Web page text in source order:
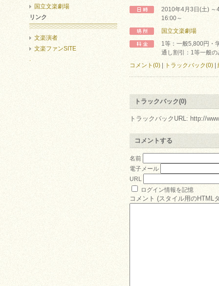
2010年4月3日(土) ～
16:00～
国立文楽劇場
1等：一般5,800円・
通し割引：1等一般
コメント(0)
トラックバック(0)
トラックバック(0)
トラックバックURL: http://
コメントする
名前
電子メール
URL
ログイン情報を記憶
コメント (スタイル用のHTML
国立文楽劇場
リンク
文楽演者
文楽ファンSITE
.